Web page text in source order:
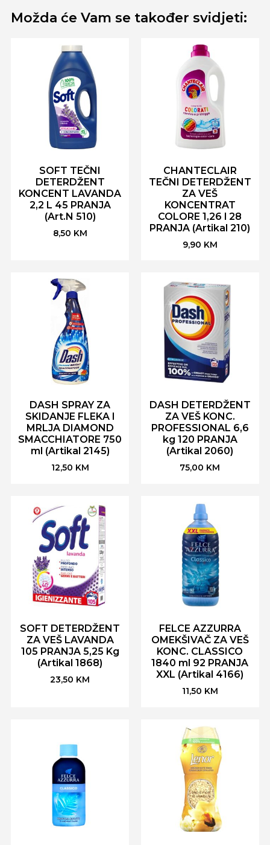
Možda će Vam se također svidjeti:
SOFT TEČNI
DETERDŽENT
KONCENT LAVANDA
2,2 L 45 PRANJA
(Art.N 510)
8,50 KM
CHANTECLAIR
TEČNI DETERDŽENT
ZA VEŠ
KONCENTRAT
COLORE 1,26 l 28
PRANJA (Artikal 210)
9,90 KM
DASH SPRAY ZA
SKIDANJE FLEKA I
MRLJA DIAMOND
SMACCHIATORE 750
ml (Artikal 2145)
12,50 KM
DASH DETERDŽENT
ZA VEŠ KONC.
PROFESSIONAL 6,6
kg 120 PRANJA
(Artikal 2060)
75,00 KM
SOFT DETERDŽENT
ZA VEŠ LAVANDA
105 PRANJA 5,25 Kg
(Artikal 1868)
23,50 KM
FELCE AZZURRA
OMEKŠIVAČ ZA VEŠ
KONC. CLASSICO
1840 ml 92 PRANJA
XXL (Artikal 4166)
11,50 KM